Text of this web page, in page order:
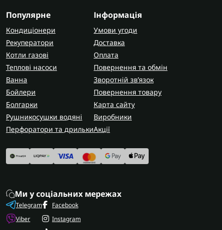
Популярне
Кондиціонери
Рекуператори
Котли газові
Теплові насоси
Ванна
Бойлери
Болгарки
Рушникосушки водяні
Перфоратори та дрильки
Інформація
Умови угоди
Доставка
Оплата
Повернення та обмін
Зворотній зв’язок
Повернення товару
Карта сайту
Виробники
Акції
Ми у соціальних мережах
Telegram
Viber
Facebook
Instagram